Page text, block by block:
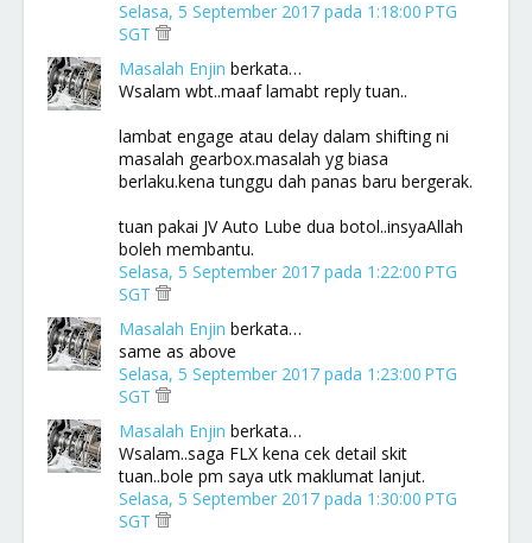
Selasa, 5 September 2017 pada 1:18:00 PTG
SGT
Masalah Enjin berkata…
Wsalam wbt..maaf lamabt reply tuan..
lambat engage atau delay dalam shifting ni
masalah gearbox.masalah yg biasa
berlaku.kena tunggu dah panas baru bergerak.
tuan pakai JV Auto Lube dua botol..insyaAllah
boleh membantu.
Selasa, 5 September 2017 pada 1:22:00 PTG
SGT
Masalah Enjin berkata…
same as above
Selasa, 5 September 2017 pada 1:23:00 PTG
SGT
Masalah Enjin berkata…
Wsalam..saga FLX kena cek detail skit
tuan..bole pm saya utk maklumat lanjut.
Selasa, 5 September 2017 pada 1:30:00 PTG
SGT